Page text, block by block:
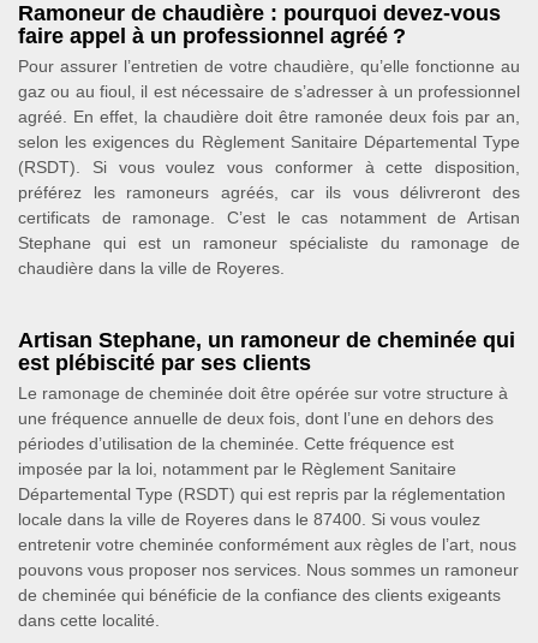
Ramoneur de chaudière : pourquoi devez-vous
faire appel à un professionnel agréé ?
Pour assurer l’entretien de votre chaudière, qu’elle fonctionne au
gaz ou au fioul, il est nécessaire de s’adresser à un professionnel
agréé. En effet, la chaudière doit être ramonée deux fois par an,
selon les exigences du Règlement Sanitaire Départemental Type
(RSDT). Si vous voulez vous conformer à cette disposition,
préférez les ramoneurs agréés, car ils vous délivreront des
certificats de ramonage. C’est le cas notamment de Artisan
Stephane qui est un ramoneur spécialiste du ramonage de
chaudière dans la ville de Royeres.
Artisan Stephane, un ramoneur de cheminée qui
est plébiscité par ses clients
Le ramonage de cheminée doit être opérée sur votre structure à
une fréquence annuelle de deux fois, dont l’une en dehors des
périodes d’utilisation de la cheminée. Cette fréquence est
imposée par la loi, notamment par le Règlement Sanitaire
Départemental Type (RSDT) qui est repris par la réglementation
locale dans la ville de Royeres dans le 87400. Si vous voulez
entretenir votre cheminée conformément aux règles de l’art, nous
pouvons vous proposer nos services. Nous sommes un ramoneur
de cheminée qui bénéficie de la confiance des clients exigeants
dans cette localité.